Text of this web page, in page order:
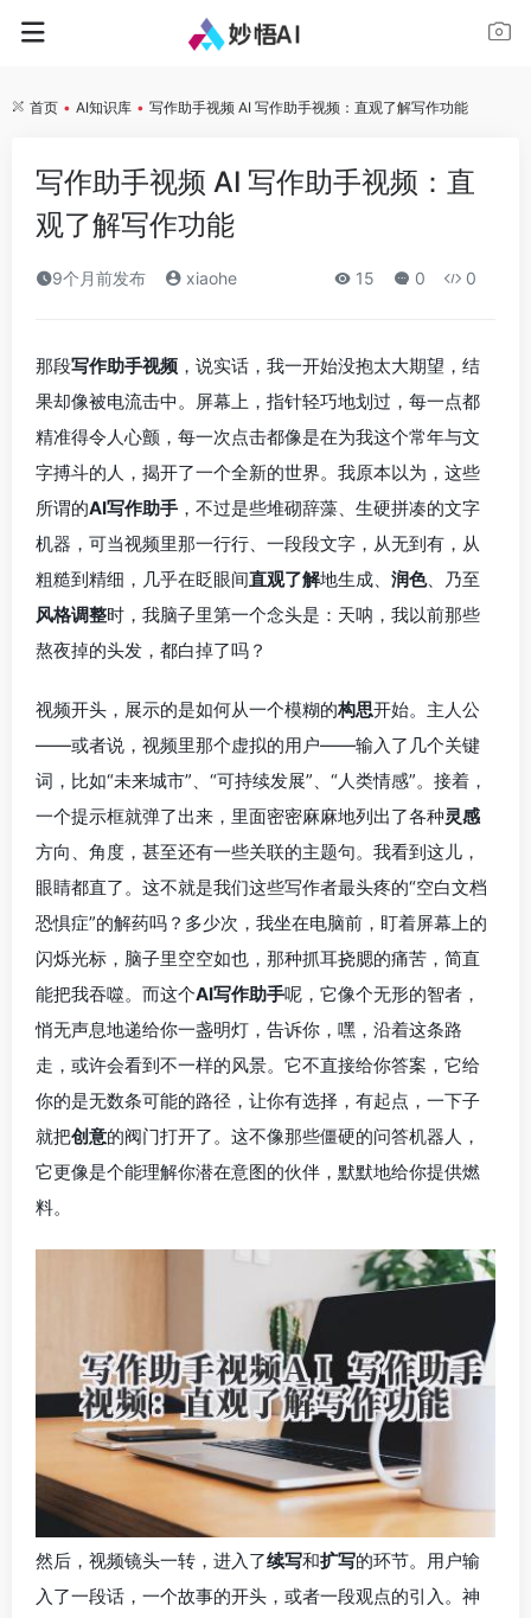
首页 • AI知识库 • 写作助手视频 AI 写作助手视频：直观了解写作功能
写作助手视频 AI 写作助手视频：直
观了解写作功能
9个月前发布 xiaohe 15 0 0
那段写作助手视频 ，说实话，我一开始没抱太大期望，结
果却像被电流击中。屏幕上，指针轻巧地划过，每一点都
精准得令人心颤，每一次点击都像是在为我这个常年与文
字搏斗的人，揭开了一个全新的世界。我原本以为，这些
所谓的AI写作助手 ，不过是些堆砌辞藻、生硬拼凑的文字
机器，可当视频里那一行行、一段段文字，从无到有，从
粗糙到精细，几乎在眨眼间直观了解地生成、 润色、乃至
风格调整时，我脑子里第一个念头是：天呐，我以前那些
熬夜掉的头发，都白掉了吗？
视频开头，展示的是如何从一个模糊的构思开始。主人公
——或者说，视频里那个虚拟的用户——输入了几个关键
词，比如“未来城市”、“可持续发展”、“人类情感”。接着，
一个提示框就弹了出来，里面密密麻麻地列出了各种灵感
方向、角度，甚至还有一些关联的主题句。我看到这儿，
眼睛都直了。这不就是我们这些写作者最头疼的“空白文档
恐惧症”的解药吗？多少次，我坐在电脑前，盯着屏幕上的
闪烁光标，脑子里空空如也，那种抓耳挠腮的痛苦，简直
能把我吞噬。而这个AI写作助手呢，它像个无形的智者，
悄无声息地递给你一盏明灯，告诉你，嘿，沿着这条路
走，或许会看到不一样的风景。它不直接给你答案，它给
你的是无数条可能的路径，让你有选择，有起点，一下子
就把创意的阀门打开了。这不像那些僵硬的问答机器人，
它更像是个能理解你潜在意图的伙伴，默默地给你提供燃
料。
然后，视频镜头一转，进入了续写和扩写的环节。用户输
入了一段话，一个故事的开头，或者一段观点的引入。神